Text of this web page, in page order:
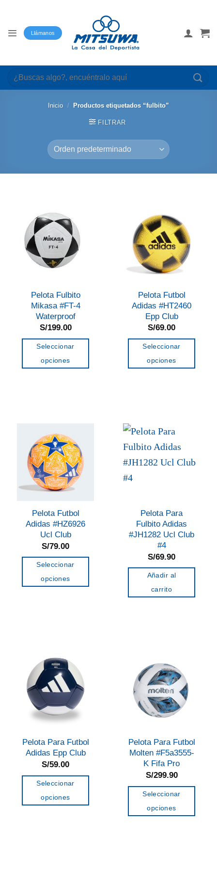
Llámanos
Buscar
por:
Inicio / Productos etiquetados “fulbito”
FILTRAR
Pelota Fulbito
Mikasa #FT-4
Waterproof
S/199.00
Seleccionar
opciones
Las
opciones
se
pueden
elegir
la
página
de
producto
Pelota Futbol
Adidas #HT2460
Epp Club
S/69.00
Seleccionar
opciones
variantes.
opciones
se
la
página
de
producto
Pelota Futbol
Adidas #HZ6926
Ucl Club
S/79.00
Seleccionar
opciones
Las
opciones
se
pueden
elegir
en
página
de
producto
Pelota Para
Fulbito Adidas
#JH1282 Ucl Club
#4
S/69.90
Añadir al
carrito
Pelota Para Futbol
Adidas Epp Club
S/59.00
Seleccionar
opciones
Pelota Para Futbol
Molten #F5a3555-
K Fifa Pro
S/299.90
Seleccionar
opciones